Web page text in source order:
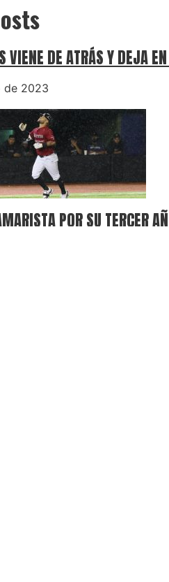
VIENE DE ATRÁS Y DEJA
de 2023
POR SU TERCER